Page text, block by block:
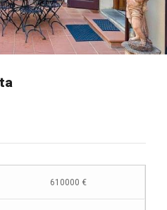
610000 €